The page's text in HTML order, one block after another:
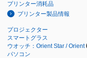
プリンター消耗品
プリンター製品情報
プロジェクター
スマートグラス
ウオッチ：Orient Star / Orient
パソコン